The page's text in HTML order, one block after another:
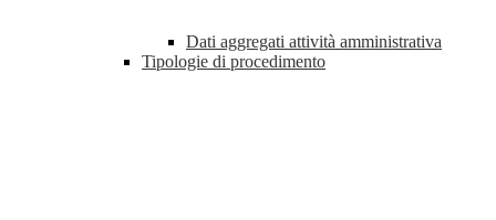
Dati aggregati attività amministrativa
Tipologie di procedimento